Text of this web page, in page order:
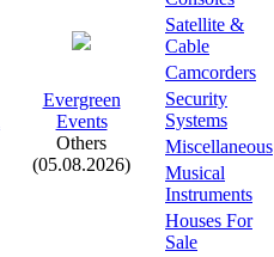
Evergreen
Events
Others
(05.08.2026)
Satellite &
Cable
Camcorders
Security
Systems
Miscellaneous
Musical
Instruments
Houses For
Sale